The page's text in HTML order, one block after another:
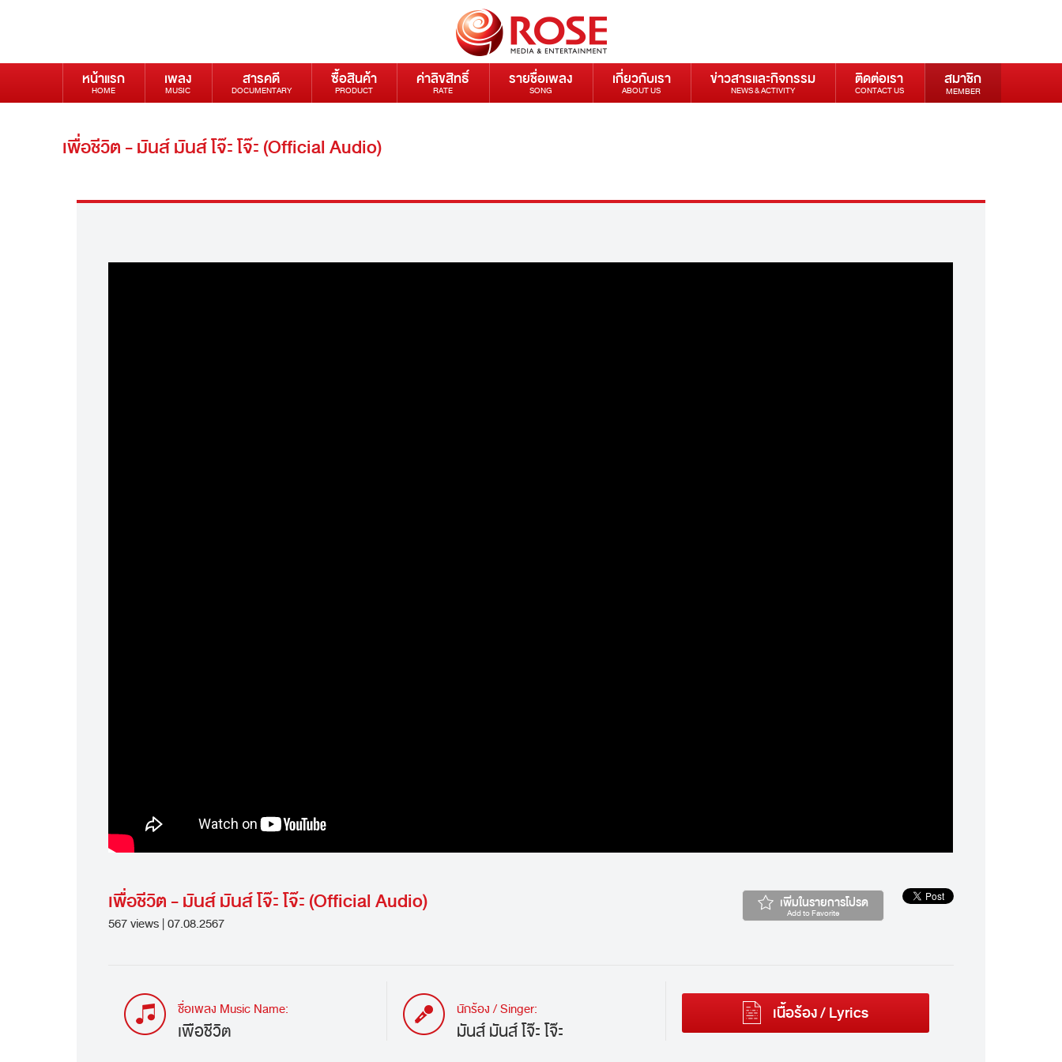
หน้าแรก
HOME
เพลง
MUSIC
สารคดี
DOCUMENTARY
ซื้อสินค้า
PRODUCT
ค่าลิขสิทธิ์
RATE
รายชื่อเพลง
SONG
เกี่ยวกับเรา
ABOUT US
ข่าวสารและกิจกรรม
NEWS & ACTIVITY
ติดต่อเรา
CONTACT US
สมาชิก
MEMBER
เพื่อชีวิต - มันส์ มันส์ โจ๊ะ โจ๊ะ (Official Audio)
เพิ่มในรายการโปรด
Add to Favorite
เพื่อชีวิต - มันส์ มันส์ โจ๊ะ โจ๊ะ (Official Audio)
567 views | 07.08.2567
ชื่อเพลง Music Name:
เพื่อชีวิต
นักร้อง / Singer:
มันส์ มันส์ โจ๊ะ โจ๊ะ
เนื้อร้อง / Lyrics